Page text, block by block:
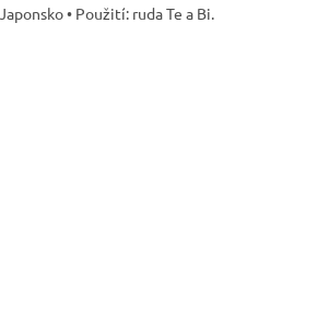
• Použití: ruda Te a Bi.